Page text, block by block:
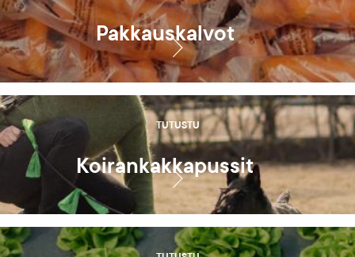
Pakkauskalvot
TUTUSTU
Koirankakkapussit